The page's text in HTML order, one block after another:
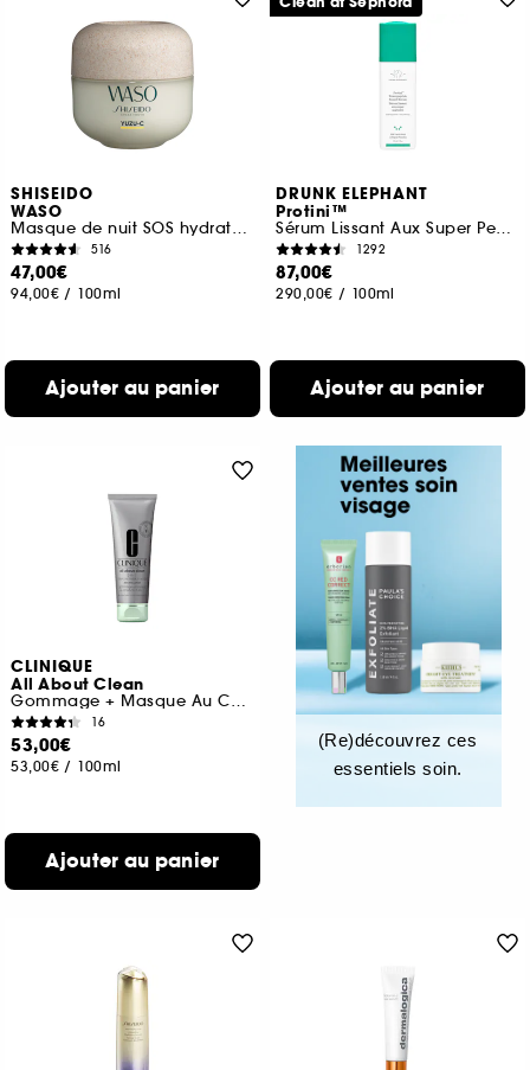
SHISEIDO
WASO
Masque de nuit SOS hydratation
516
47,00€
94,00€ / 100ml
Ajouter au panier
DRUNK ELEPHANT
Protini™
Sérum Lissant Aux Super Peptides
1292
87,00€
290,00€ / 100ml
Ajouter au panier
CLINIQUE
All About Clean
Gommage + Masque Au Charbon 2-en-1
16
53,00€
53,00€ / 100ml
Ajouter au panier
(Re)découvrez ces
essentiels soin.